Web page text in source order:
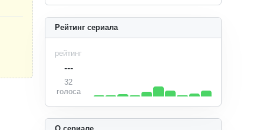
Рейтинг сериала
рейтинг
---
32
голоса